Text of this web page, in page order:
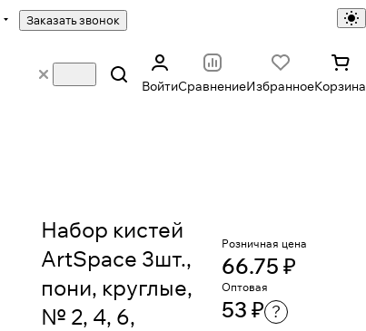
Заказать звонок
ВойтиСравнениеИзбранноеКорзина
Набор кистей
ArtSpace 3шт.,
пони, круглые,
№ 2, 4, 6,
Розничная цена
66.75 ₽
Оптовая
53 ₽ ?